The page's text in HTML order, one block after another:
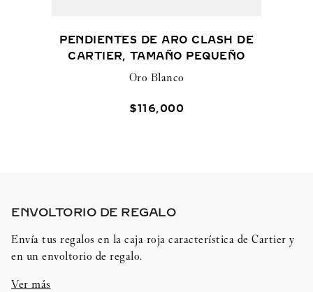
PENDIENTES DE ARO CLASH DE
CARTIER, TAMAÑO PEQUEÑO
Oro Blanco
$116,000
ENVOLTORIO DE REGALO​
Envía tus regalos en la caja roja característica de Cartier y
en un envoltorio de regalo.
Ver más